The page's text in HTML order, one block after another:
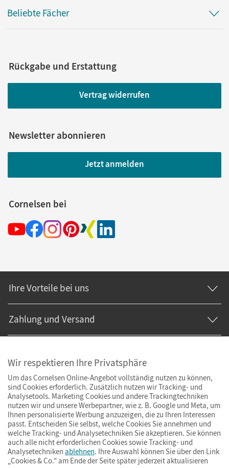
Beliebte Fächer
Rückgabe und Erstattung
Vertrag widerrufen
Newsletter abonnieren
Jetzt anmelden
Cornelsen bei
Ihre Vorteile bei uns
Zahlung und Versand
Wir respektieren Ihre Privatsphäre
Um das Cornelsen Online-Angebot vollständig nutzen zu können,
sind Cookies erforderlich. Zusätzlich nutzen wir Tracking- und
Analysetools. Marketing Cookies und andere Trackingtechniken
nutzen wir und unsere Werbepartner, wie z. B. Google und Meta, um
Ihnen personalisierte Werbung anzuzeigen, die zu Ihren Interessen
passt. Entscheiden Sie selbst, welche Cookies Sie annehmen und
welche Tracking- und Analysetechniken Sie akzeptieren. Sie können
auch alle nicht erforderlichen Cookies sowie Tracking- und
Analysetechniken ablehnen. Ihre Auswahl können Sie über den Link
„Cookies & Co.“ am Ende der Seite später jederzeit aktualisieren